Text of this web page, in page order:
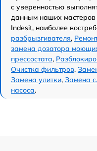
с уверенностью
данным наших мастеров
Indesit, наиболее
разбрызгивателя,
замена дозатора
прессостата,
Очистка фильтров,
Замена улитки, Замена
насоса.